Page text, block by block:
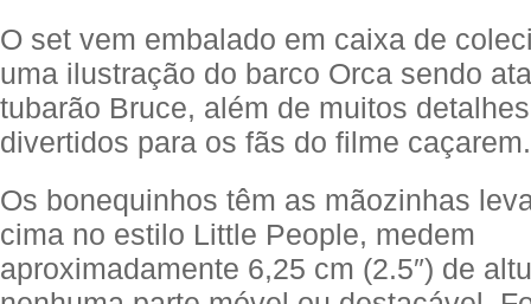
O set vem embalado em caixa de
uma ilustração do barco Orca sendo
tubarão Bruce, além de muitos
divertidos para os fãs do filme caçarem.
Os bonequinhos têm as mãozinhas
cima no estilo Little People, medem
aproximadamente 6,25 cm (2.5″) de